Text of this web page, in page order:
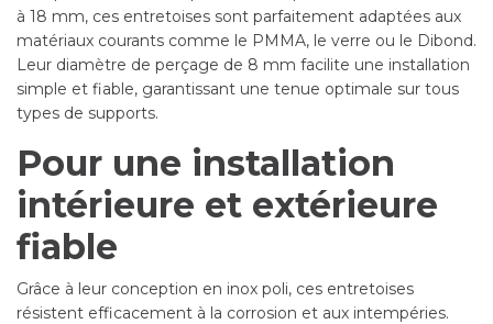
à 18 mm, ces entretoises sont parfaitement adaptées aux
matériaux courants comme le PMMA, le verre ou le Dibond.
Leur diamètre de perçage de 8 mm facilite une installation
simple et fiable, garantissant une tenue optimale sur tous
types de supports.
Pour une installation
intérieure et extérieure
fiable
Grâce à leur conception en inox poli, ces entretoises
résistent efficacement à la corrosion et aux intempéries.